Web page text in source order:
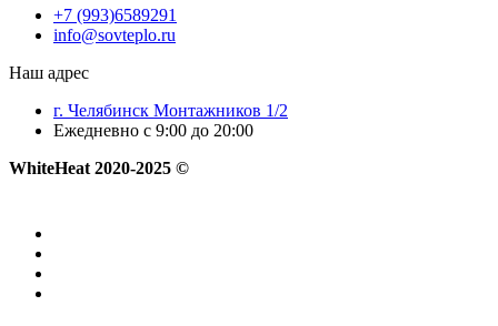
+7 (993)6589291
info@sovteplo.ru
Наш адрес
г. Челябинск Монтажников 1/2
Ежедневно с 9:00 до 20:00
WhiteHeat 2020-2025 ©